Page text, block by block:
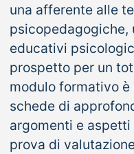
una afferente alle
psicopedagogiche,
educativi
prospetto per un
modulo formativo
schede di
argomenti e
prova di